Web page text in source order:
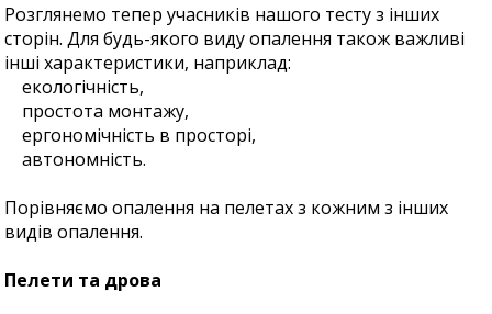
Розглянемо тепер учасників нашого тесту з інших
сторін. Для будь-якого виду опалення також важливі
інші характеристики, наприклад:
екологічність,
простота монтажу,
ергономічність в просторі,
автономність.
Порівняємо опалення на пелетах з кожним з інших
видів опалення.
Пелети та дрова